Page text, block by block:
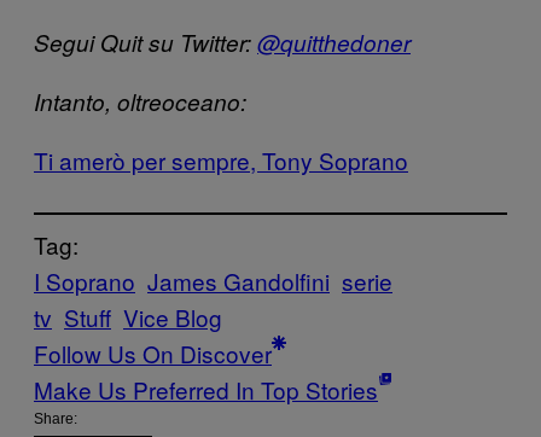
Segui Quit su Twitter:@quitthedoner
Intanto, oltreoceano:
Ti amerò per sempre, Tony Soprano
Tag:
I Soprano James Gandolfini serie
tv Stuff Vice Blog
Follow Us On Discover
Make Us Preferred In Top Stories
Share: